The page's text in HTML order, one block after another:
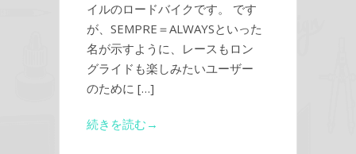
イルのロードバイクです。 です
が、SEMPRE＝ALWAYSといった
名が示すように、レースもロン
グライドも楽しみたいユーザー
のために […]
続きを読む→